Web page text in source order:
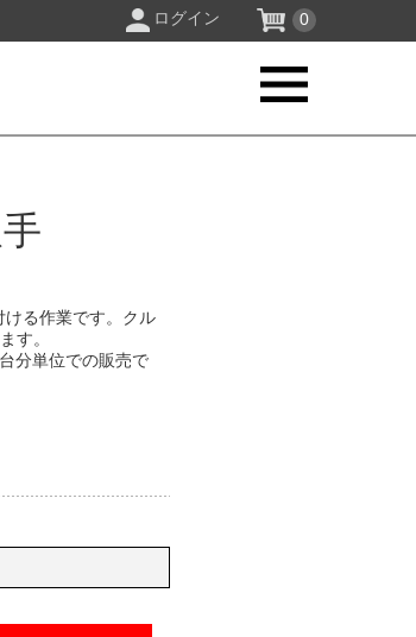
ログイン 0
る作業です。クル
す。
分単位での販売で